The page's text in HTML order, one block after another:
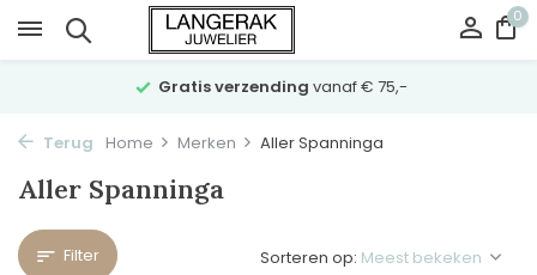
0
Gratis verzending vanaf € 75,-
Terug Home Merken Aller Spanninga
Aller Spanninga
Filter Sorteren op: